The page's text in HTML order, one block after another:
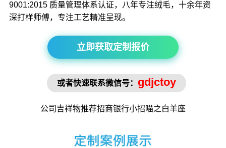
9001:2015 质量管理体系认证，八年专注绒毛，十余年资
深打样师傅，专注工艺精准呈现。
立即获取定制报价
或者快速联系微信号： gdjctoy
公司吉祥物推荐招商银行小招喵之白羊座